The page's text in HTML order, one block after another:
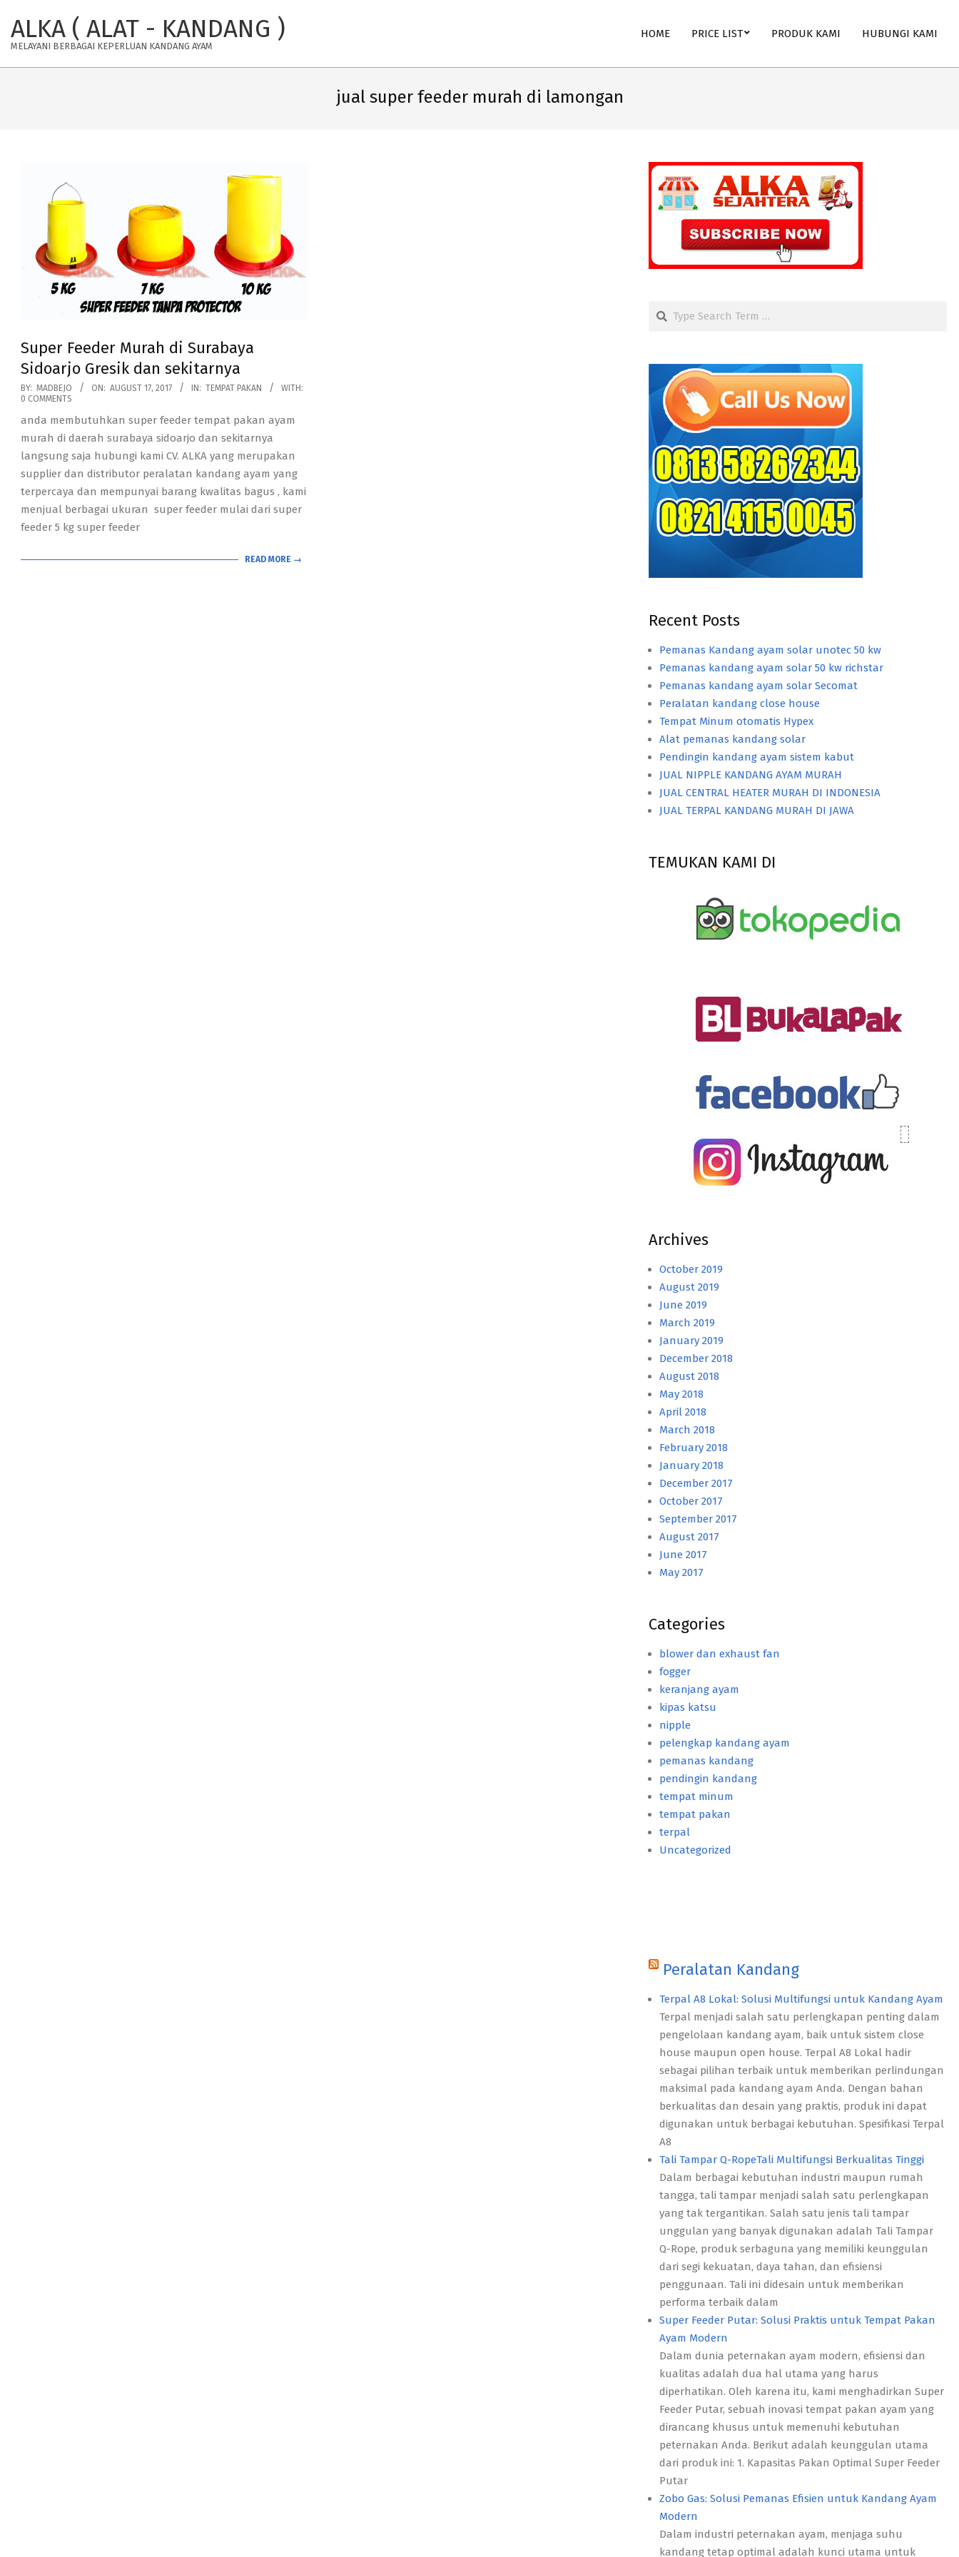
content
ALKA ( ALAT - KANDANG )
MELAYANI BERBAGAI KEPERLUAN KANDANG AYAM
HOME PRICE LIST PRODUK KAMI HUBUNGI KAMI
jual super feeder murah di lamongan
Super Feeder Murah di Surabaya
Sidoarjo Gresik dan sekitarnya
2017-
08-
17
BY: MADBEJO ON: AUGUST 17, 2017 IN: TEMPAT PAKAN
WITH:
0 COMMENTS
anda membutuhkan super feeder tempat pakan ayam
murah di daerah surabaya sidoarjo dan sekitarnya
langsung saja hubungi kami CV. ALKA yang merupakan
supplier dan distributor peralatan kandang ayam yang
terpercaya dan mempunyai barang kwalitas bagus , kami
menjual berbagai ukuran super feeder mulai dari super
feeder 5 kg super feeder
READ MORE →
Search
Recent Posts
Pemanas Kandang ayam solar unotec 50 kw
Pemanas kandang ayam solar 50 kw richstar
Pemanas kandang ayam solar Secomat
Peralatan kandang close house
Tempat Minum otomatis Hypex
Alat pemanas kandang solar
Pendingin kandang ayam sistem kabut
JUAL NIPPLE KANDANG AYAM MURAH
JUAL CENTRAL HEATER MURAH DI INDONESIA
JUAL TERPAL KANDANG MURAH DI JAWA
TEMUKAN KAMI DI
Archives
October 2019
August 2019
June 2019
March 2019
January 2019
December 2018
August 2018
May 2018
April 2018
March 2018
February 2018
January 2018
December 2017
October 2017
September 2017
August 2017
June 2017
May 2017
Categories
blower dan exhaust fan
fogger
keranjang ayam
kipas katsu
nipple
pelengkap kandang ayam
pemanas kandang
pendingin kandang
tempat minum
tempat pakan
terpal
Uncategorized
Peralatan Kandang
Terpal A8 Lokal: Solusi Multifungsi untuk Kandang Ayam
Terpal menjadi salah satu perlengkapan penting dalam
pengelolaan kandang ayam, baik untuk sistem close
house maupun open house. Terpal A8 Lokal hadir
sebagai pilihan terbaik untuk memberikan perlindungan
maksimal pada kandang ayam Anda. Dengan bahan
berkualitas dan desain yang praktis, produk ini dapat
digunakan untuk berbagai kebutuhan. Spesifikasi Terpal
A8
Tali Tampar Q-RopeTali Multifungsi Berkualitas Tinggi
Dalam berbagai kebutuhan industri maupun rumah
tangga, tali tampar menjadi salah satu perlengkapan
yang tak tergantikan. Salah satu jenis tali tampar
unggulan yang banyak digunakan adalah Tali Tampar
Q-Rope, produk serbaguna yang memiliki keunggulan
dari segi kekuatan, daya tahan, dan efisiensi
penggunaan. Tali ini didesain untuk memberikan
performa terbaik dalam
Super Feeder Putar: Solusi Praktis untuk Tempat Pakan
Ayam Modern
Dalam dunia peternakan ayam modern, efisiensi dan
kualitas adalah dua hal utama yang harus
diperhatikan. Oleh karena itu, kami menghadirkan Super
Feeder Putar, sebuah inovasi tempat pakan ayam yang
dirancang khusus untuk memenuhi kebutuhan
peternakan Anda. Berikut adalah keunggulan utama
dari produk ini: 1. Kapasitas Pakan Optimal Super Feeder
Putar
Zobo Gas: Solusi Pemanas Efisien untuk Kandang Ayam
Modern
Dalam industri peternakan ayam, menjaga suhu
kandang tetap optimal adalah kunci utama untuk